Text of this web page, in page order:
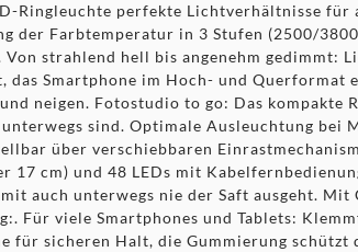
Ringleuchte perfekte Lichtverhältnisse für
der Farbtemperatur in 3 Stufen (2500/
strahlend hell bis angenehm gedimmt:
Smartphone im Hoch- und Querformat
neigen. Fotostudio to go: Das kompakte
sind. Optimale Ausleuchtung
über verschiebbaren
cm) und 48 LEDs mit
auch unterwegs nie der Saft ausgeht.
Für viele Smartphones und Tablets:
sicheren Halt, die Gummierung schützt